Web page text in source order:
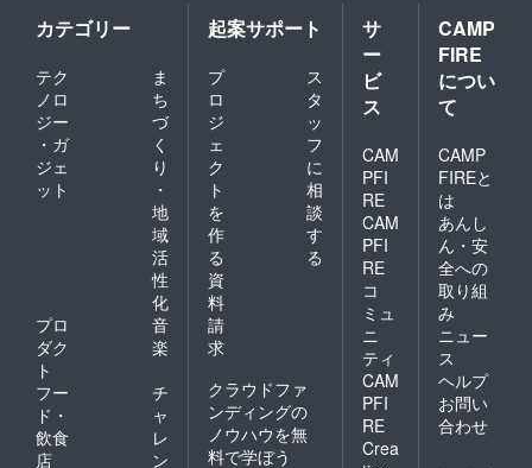
カテゴリー
テク
ノロ
ジー
・ガ
ジェ
ット
ま
ち
づ
く
り
・
地
域
活
性
化
プロ
ダク
ト
音
楽
フー
ド・
飲食
店
チ
ャ
レ
ン
起案サポート
プ
ロ
ジ
ェ
ク
ト
を
作
る
ス
タ
ッ
フ
に
相
談
す
る
資
料
請
求
クラウドファ
ンディングの
ノウハウを無
料で学ぼう
サ
ー
ビ
ス
CAM
PFI
RE
CAM
PFI
RE
コ
ミュ
ニ
ティ
CAM
PFI
RE
Crea
CAMP
FIRE
につい
て
CAMP
FIREと
は
あんし
ん・安
全への
取り組
み
ニュー
ス
ヘルプ
お問い
合わせ